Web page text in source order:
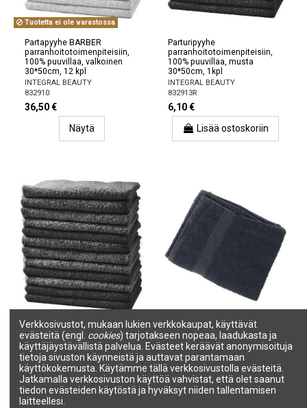
Tuotetta ei ole varastossa
Partapyyhe BARBER
parranhoitotoimenpiteisiin,
100% puuvillaa, valkoinen
30*50cm, 12 kpl
INTEGRAL BEAUTY
832910
36,50 €
Näytä
Parturipyyhe
parranhoitotoimenpiteisiin,
100% puuvillaa, musta
30*50cm, 1kpl
INTEGRAL BEAUTY
832913R
6,10 €
Lisää ostoskoriin
Parturipyyhe
parranhoitotoimenpiteisiin,
BARBER, 100% puuvillaa,
musta 30*50cm, 12 kpl
INTEGRAL BEAUTY
832913
73,00 €
Pyyhe, 100 % puuvillaa, 50 x
90 cm, 380 g/m², musta
SALON LINE
02901/50
9,55 €
Verkkosivustot, mukaan lukien verkkokaupat, käyttävät
evästeitä (engl. cookies) tarjotakseen nopeaa, laadukasta ja
käyttäjäystävällistä palvelua. Evästeet keräävät anonymisoituja
tietoja sivuston käynneistä ja auttavat parantamaan
käyttökokemusta. Käytämme tällä verkkosivustolla evästeitä.
Jatkamalla verkkosivuston käyttöä vahvistat, että olet saanut
tiedon evästeiden käytöstä ja hyväksyt niiden tallentamisen
laitteellesi.